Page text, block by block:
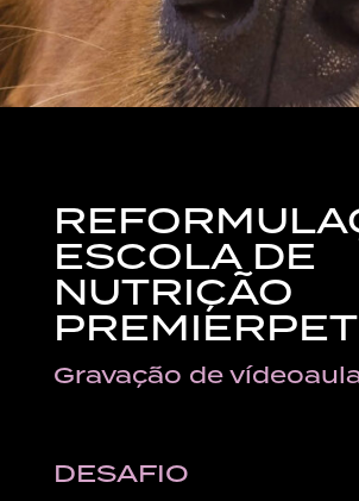
ESCOLA DE
NUTRIÇÃO
PREMIERPET
Gravação de
DESAFIO